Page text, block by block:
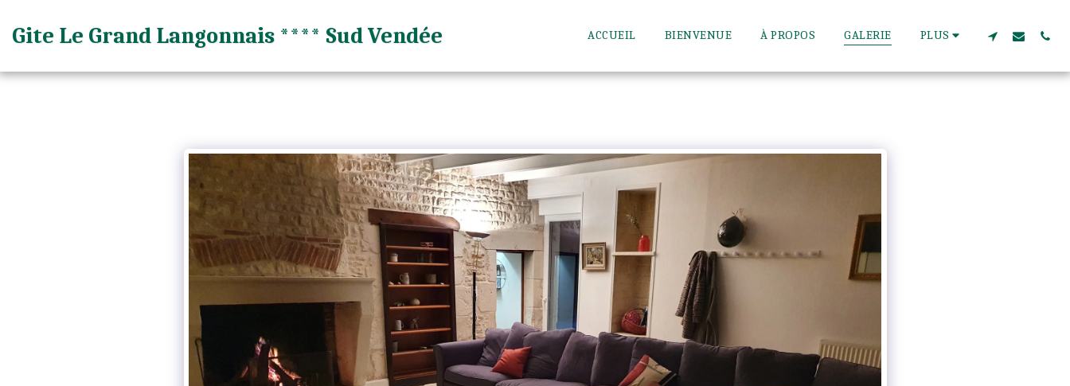
Gite Le Grand Langonnais **** Sud Vendée ACCUEIL BIENVENUE À PROPOS GALERIE PLUS